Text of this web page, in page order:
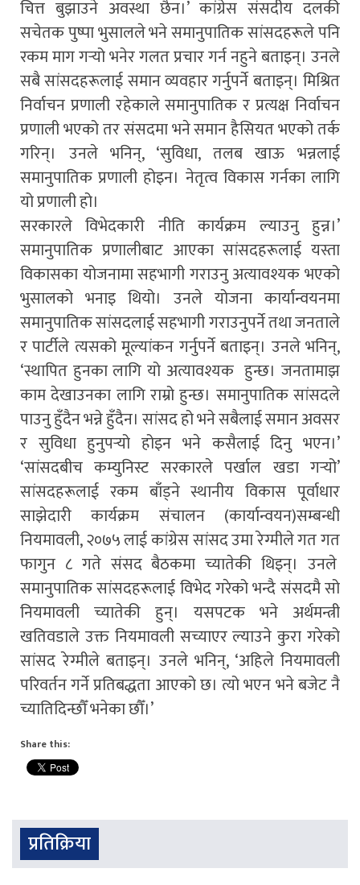
चित्त बुझाउने अवस्था छैन।’ कांग्रेस संसदीय दलकी
सचेतक पुष्पा भुसालले भने समानुपातिक सांसदहरूले पनि
रकम माग गर्‍यो भनेर गलत प्रचार गर्न नहुने बताइन्। उनले
सबै सांसदहरूलाई समान व्यवहार गर्नुपर्ने बताइन्। मिश्रित
निर्वाचन प्रणाली रहेकाले समानुपातिक र प्रत्यक्ष निर्वाचन
प्रणाली भएको तर संसदमा भने समान हैसियत भएको तर्क
गरिन्। उनले भनिन्, ‘सुविधा, तलब खाऊ भन्नलाई
समानुपातिक प्रणाली होइन। नेतृत्व विकास गर्नका लागि
यो प्रणाली हो।
सरकारले विभेदकारी नीति कार्यक्रम ल्याउनु हुन्न।’
समानुपातिक प्रणालीबाट आएका सांसदहरूलाई यस्ता
विकासका योजनामा सहभागी गराउनु अत्यावश्यक भएको
भुसालको भनाइ थियो। उनले योजना कार्यान्वयनमा
समानुपातिक सांसदलाई सहभागी गराउनुपर्ने तथा जनताले
र पार्टीले त्यसको मूल्यांकन गर्नुपर्ने बताइन्। उनले भनिन्,
‘स्थापित हुनका लागि यो अत्यावश्यक हुन्छ। जनतामाझ
काम देखाउनका लागि राम्रो हुन्छ। समानुपातिक सांसदले
पाउनु हुँदैन भन्ने हुँदैन। सांसद हो भने सबैलाई समान अवसर
र सुविधा हुनुपर्‍यो होइन भने कसैलाई दिनु भएन।’
‘सांसदबीच कम्युनिस्ट सरकारले पर्खाल खडा गर्‍यो’
सांसदहरूलाई रकम बाँड्ने स्थानीय विकास पूर्वाधार
साझेदारी कार्यक्रम संचालन (कार्यान्वयन)सम्बन्धी
नियमावली, २०७५ लाई कांग्रेस सांसद उमा रेग्मीले गत गत
फागुन ८ गते संसद बैठकमा च्यातेकी थिइन्। उनले
समानुपातिक सांसदहरूलाई विभेद गरेको भन्दै संसदमै सो
नियमावली च्यातेकी हुन्। यसपटक भने अर्थमन्त्री
खतिवडाले उक्त नियमावली सच्याएर ल्याउने कुरा गरेको
सांसद रेग्मीले बताइन्। उनले भनिन्, ‘अहिले नियमावली
परिवर्तन गर्ने प्रतिबद्धता आएको छ। त्यो भएन भने बजेट नै
च्यातिदिन्छौँ भनेका छौँ।’
Share this:
प्रतिक्रिया